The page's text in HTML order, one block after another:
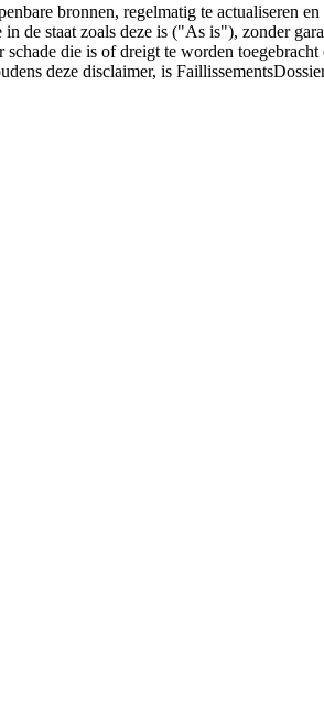
bronnen, regelmatig te actualiseren
de staat zoals deze is ("As is"), zonder
die is of dreigt te worden
deze disclaimer, is